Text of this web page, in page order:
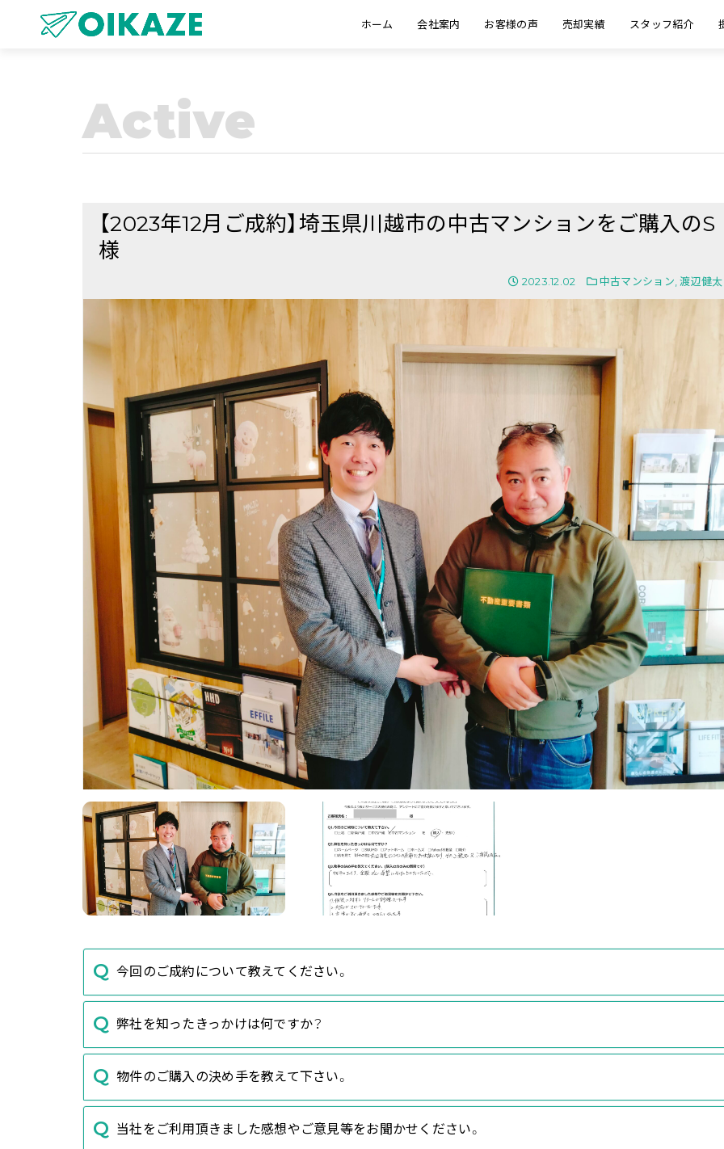
ホーム 会社案内 お客様の声 売却実績 スタッフ紹介
Active
【2023年12月ご成約】埼玉県川越市の中古マンションをご購入のS
様
2023.12.02 中古マンション ,渡辺健太
今回のご成約について教えてください。
弊社を知ったきっかけは何ですか？
物件のご購入の決め手を教えて下さい。
当社をご利用頂きました感想やご意見等をお聞かせください。